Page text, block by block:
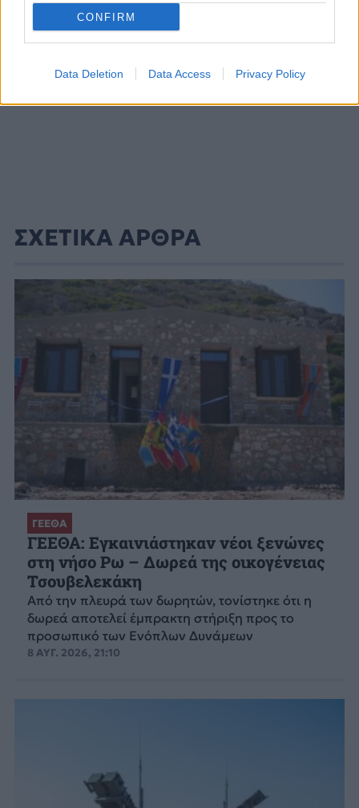
CONFIRM
Data Deletion Data Access Privacy Policy
ΣΧΕΤΙΚΑ ΑΡΘΡΑ
ΓΕΕΘΑ
ΓΕΕΘΑ: Εγκαινιάστηκαν νέοι ξενώνες
στη νήσο Ρω – Δωρεά της οικογένειας
Τσουβελεκάκη
Από την πλευρά των δωρητών, τονίστηκε ότι η
δωρεά αποτελεί έμπρακτη στήριξη προς το
προσωπικό των Ενόπλων Δυνάμεων
8 ΑΥΓ. 2026, 21:10